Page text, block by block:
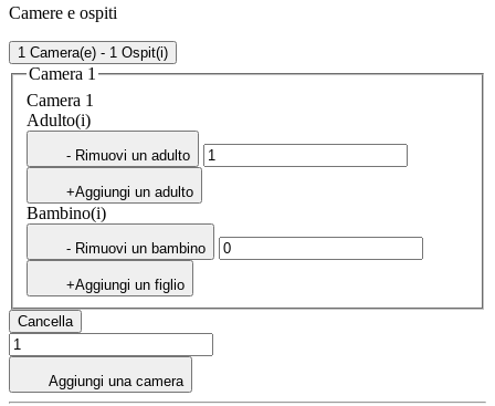
Camere e ospiti
1 Camera(e) - 1 Ospit(i)
Camera 1
Camera 1
Adulto(i)
- Rimuovi un adulto
+Aggiungi un adulto
Bambino(i)
- Rimuovi un bambino
+Aggiungi un figlio
Cancella
Aggiungi una camera